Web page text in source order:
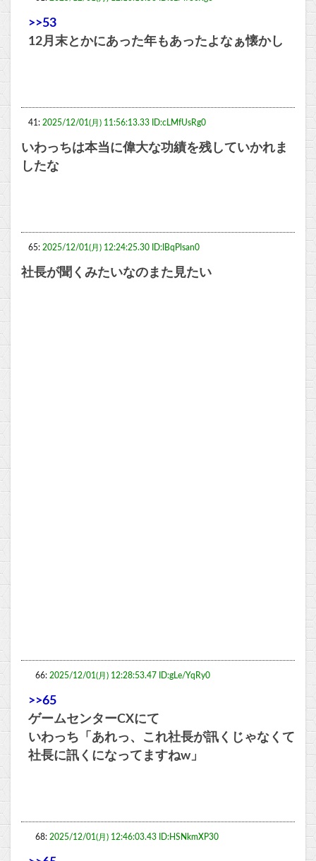
>>53
12月末とかにあった年もあったよなぁ懐かし
41: 2025/12/01(月) 11:56:13.33 ID:cLMfUsRg0
いわっちは本当に偉大な功績を残していかれま
したな
65: 2025/12/01(月) 12:24:25.30 ID:IBqPlsan0
社長が聞くみたいなのまた見たい
66: 2025/12/01(月) 12:28:53.47 ID:gLe/YqRy0
>>65
ゲームセンターCXにて
いわっち「あれっ、これ社長が訊くじゃなくて
社長に訊くになってますねw」
68: 2025/12/01(月) 12:46:03.43 ID:HSNkmXP30